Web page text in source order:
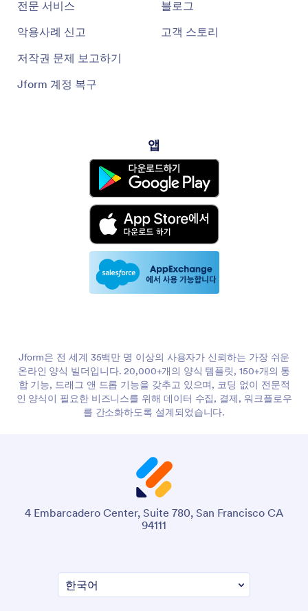
전문 서비스
악용사례 신고
저작권 문제 보고하기
Jform 계정 복구
블로그
고객 스토리
앱
Jform은 전 세계 35백만 명 이상의 사용자가 신뢰하는 가장 쉬운
온라인 양식 빌더입니다. 20,000+개의 양식 템플릿, 150+개의 통
합 기능, 드래그 앤 드롭 기능을 갖추고 있으며, 코딩 없이 전문적
인 양식이 필요한 비즈니스를 위해 데이터 수집, 결제, 워크플로우
를 간소화하도록 설계되었습니다.
4 Embarcadero Center, Suite 780, San Francisco CA
94111